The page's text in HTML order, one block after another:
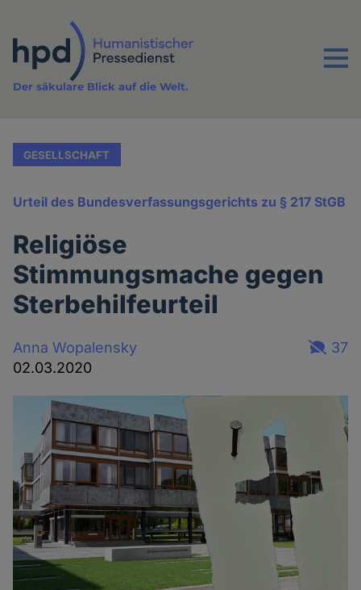
Inhalt
Menu
Der säkulare Blick auf die Welt.
GESELLSCHAFT
Urteil des Bundesverfassungsgerichts zu § 217 StGB
Religiöse
Stimmungsmache gegen
Sterbehilfeurteil
Anna Wopalensky
02.03.2020
37